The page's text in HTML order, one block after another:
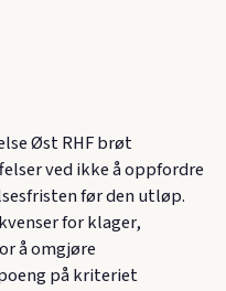
Øst RHF brøt
ved ikke å oppfordre
før den utløp.
for klager,
å omgjøre
på kriteriet